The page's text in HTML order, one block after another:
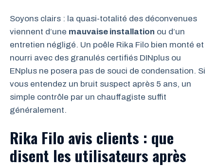
Soyons clairs : la quasi-totalité des déconvenues
viennent d’une mauvaise installation ou d’un
entretien négligé. Un poêle Rika Filo bien monté et
nourri avec des granulés certifiés DINplus ou
ENplus ne posera pas de souci de condensation. Si
vous entendez un bruit suspect après 5 ans, un
simple contrôle par un chauffagiste suffit
généralement.
Rika Filo avis clients : que
disent les utilisateurs après